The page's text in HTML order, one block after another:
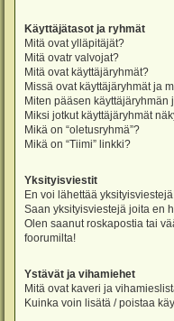
Käyttäjätasot ja ryhmät
Mitä ovat ylläpitäjät?
Mitä ovatr valvojat?
Mitä ovat käyttäjäryhmät?
Missä ovat käyttäjäryhmät ja
Miten pääsen käyttäjäryhmän
Miksi jotkut käyttäjäryhmät
Mikä on “oletusryhmä”?
Mikä on “Tiimi” linkki?
Yksityisviestit
En voi lähettää
Saan yksityisviestejä joita en
Olen saanut roskapostia tai
foorumilta!
Ystävät ja vihamiehet
Mitä ovat kaveri ja
Kuinka voin lisätä / poistaa